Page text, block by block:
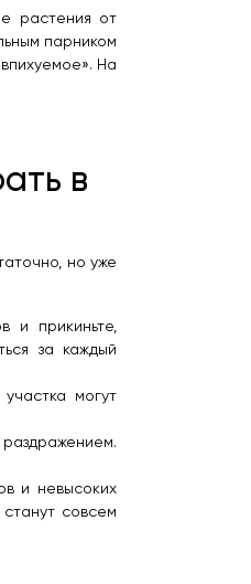
растения от
парником
На
в
но уже
и прикиньте,
за каждый
могут
и невысоких
совсем